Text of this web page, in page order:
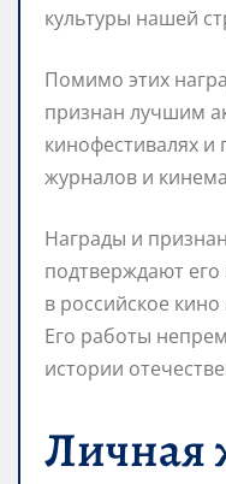
культуры нашей
Помимо этих
признан лучшим
кинофестивалях
журналов и
Награды и
подтверждают
в российское кино
Его работы
истории
Личная